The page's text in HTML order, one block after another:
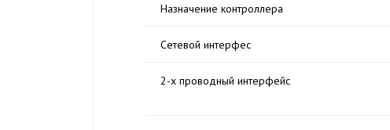
Назначение контроллера
Сетевой интерфес
2-х проводный интерфейс